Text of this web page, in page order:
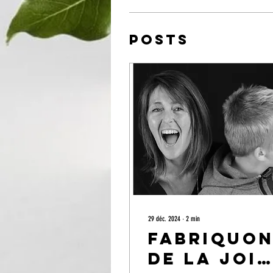
Posts
29 déc. 2024 ∙ 2 min
de la joie